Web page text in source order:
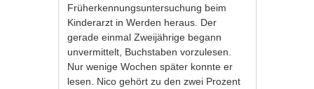
Früherkennungsuntersuchung beim
Kinderarzt in Werden heraus. Der
gerade einmal Zweijährige begann
unvermittelt, Buchstaben vorzulesen.
Nur wenige Wochen später konnte er
lesen. Nico gehört zu den zwei Prozent